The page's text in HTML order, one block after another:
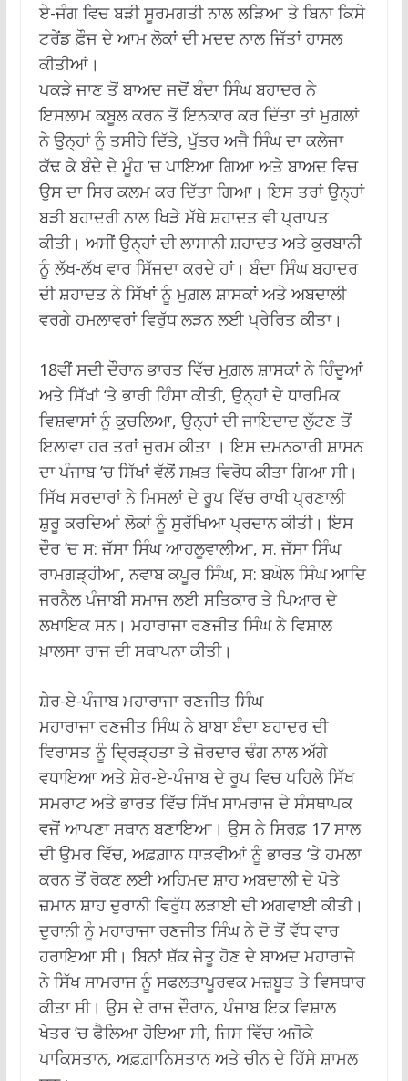
ਏ-ਜੰਗ ਵਿਚ ਬੜੀ ਸੂਰਮਗਤੀ ਨਾਲ ਲੜਿਆ ਤੇ ਬਿਨਾ ਕਿਸੇ
ਟਰੇਂਡ ਫ਼ੌਜ ਦੇ ਆਮ ਲੋਕਾਂ ਦੀ ਮਦਦ ਨਾਲ ਜਿੱਤਾਂ ਹਾਸਲ
ਕੀਤੀਆਂ।
ਪਕੜੇ ਜਾਣ ਤੋਂ ਬਾਅਦ ਜਦੋਂ ਬੰਦਾ ਸਿੰਘ ਬਹਾਦਰ ਨੇ
ਇਸਲਾਮ ਕਬੂਲ ਕਰਨ ਤੋਂ ਇਨਕਾਰ ਕਰ ਦਿੱਤਾ ਤਾਂ ਮੁਗ਼ਲਾਂ
ਨੇ ਉਨ੍ਹਾਂ ਨੂੰ ਤਸੀਹੇ ਦਿੱਤੇ, ਪੁੱਤਰ ਅਜੈ ਸਿੰਘ ਦਾ ਕਲੇਜਾ
ਕੱਢ ਕੇ ਬੰਦੇ ਦੇ ਮੂੰਹ ’ਚ ਪਾਇਆ ਗਿਆ ਅਤੇ ਬਾਅਦ ਵਿਚ
ਉਸ ਦਾ ਸਿਰ ਕਲਮ ਕਰ ਦਿੱਤਾ ਗਿਆ। ਇਸ ਤਰਾਂ ਉਨ੍ਹਾਂ
ਬੜੀ ਬਹਾਦਰੀ ਨਾਲ ਖਿੜੇ ਮੱਥੇ ਸ਼ਹਾਦਤ ਵੀ ਪ੍ਰਾਪਤ
ਕੀਤੀ। ਅਸੀਂ ਉਨ੍ਹਾਂ ਦੀ ਲਾਸਾਨੀ ਸ਼ਹਾਦਤ ਅਤੇ ਕੁਰਬਾਨੀ
ਨੂੰ ਲੱਖ-ਲੱਖ ਵਾਰ ਸਿੱਜਦਾ ਕਰਦੇ ਹਾਂ। ਬੰਦਾ ਸਿੰਘ ਬਹਾਦਰ
ਦੀ ਸ਼ਹਾਦਤ ਨੇ ਸਿੱਖਾਂ ਨੂੰ ਮੁਗ਼ਲ ਸ਼ਾਸਕਾਂ ਅਤੇ ਅਬਦਾਲੀ
ਵਰਗੇ ਹਮਲਾਵਰਾਂ ਵਿਰੁੱਧ ਲੜਨ ਲਈ ਪ੍ਰੇਰਿਤ ਕੀਤਾ।
18ਵੀਂ ਸਦੀ ਦੌਰਾਨ ਭਾਰਤ ਵਿੱਚ ਮੁਗ਼ਲ ਸ਼ਾਸਕਾਂ ਨੇ ਹਿੰਦੂਆਂ
ਅਤੇ ਸਿੱਖਾਂ ‘ਤੇ ਭਾਰੀ ਹਿੰਸਾ ਕੀਤੀ, ਉਨ੍ਹਾਂ ਦੇ ਧਾਰਮਿਕ
ਵਿਸ਼ਵਾਸਾਂ ਨੂੰ ਕੁਚਲਿਆ, ਉਨ੍ਹਾਂ ਦੀ ਜਾਇਦਾਦ ਲੁੱਟਣ ਤੋਂ
ਇਲਾਵਾ ਹਰ ਤਰਾਂ ਜੁਰਮ ਕੀਤਾ । ਇਸ ਦਮਨਕਾਰੀ ਸ਼ਾਸਨ
ਦਾ ਪੰਜਾਬ ’ਚ ਸਿੱਖਾਂ ਵੱਲੋਂ ਸਖ਼ਤ ਵਿਰੋਧ ਕੀਤਾ ਗਿਆ ਸੀ।
ਸਿੱਖ ਸਰਦਾਰਾਂ ਨੇ ਮਿਸਲਾਂ ਦੇ ਰੂਪ ਵਿੱਚ ਰਾਖੀ ਪ੍ਰਣਾਲੀ
ਸ਼ੁਰੂ ਕਰਦਿਆਂ ਲੋਕਾਂ ਨੂੰ ਸੁਰੱਖਿਆ ਪ੍ਰਦਾਨ ਕੀਤੀ। ਇਸ
ਦੌਰ ’ਚ ਸ: ਜੱਸਾ ਸਿੰਘ ਆਹਲੂਵਾਲੀਆ, ਸ. ਜੱਸਾ ਸਿੰਘ
ਰਾਮਗੜ੍ਹੀਆ, ਨਵਾਬ ਕਪੂਰ ਸਿੰਘ, ਸ: ਬਘੇਲ ਸਿੰਘ ਆਦਿ
ਜਰਨੈਲ ਪੰਜਾਬੀ ਸਮਾਜ ਲਈ ਸਤਿਕਾਰ ਤੇ ਪਿਆਰ ਦੇ
ਲਖਾਇਕ ਸਨ। ਮਹਾਰਾਜਾ ਰਣਜੀਤ ਸਿੰਘ ਨੇ ਵਿਸ਼ਾਲ
ਖ਼ਾਲਸਾ ਰਾਜ ਦੀ ਸਥਾਪਨਾ ਕੀਤੀ।
ਸ਼ੇਰ-ਏ-ਪੰਜਾਬ ਮਹਾਰਾਜਾ ਰਣਜੀਤ ਸਿੰਘ
ਮਹਾਰਾਜਾ ਰਣਜੀਤ ਸਿੰਘ ਨੇ ਬਾਬਾ ਬੰਦਾ ਬਹਾਦਰ ਦੀ
ਵਿਰਾਸਤ ਨੂੰ ਦ੍ਰਿੜ੍ਹਤਾ ਤੇ ਜ਼ੋਰਦਾਰ ਢੰਗ ਨਾਲ ਅੱਗੇ
ਵਧਾਇਆ ਅਤੇ ਸ਼ੇਰ-ਏ-ਪੰਜਾਬ ਦੇ ਰੂਪ ਵਿਚ ਪਹਿਲੇ ਸਿੱਖ
ਸਮਰਾਟ ਅਤੇ ਭਾਰਤ ਵਿੱਚ ਸਿੱਖ ਸਾਮਰਾਜ ਦੇ ਸੰਸਥਾਪਕ
ਵਜੋਂ ਆਪਣਾ ਸਥਾਨ ਬਣਾਇਆ। ਉਸ ਨੇ ਸਿਰਫ਼ 17 ਸਾਲ
ਦੀ ਉਮਰ ਵਿੱਚ, ਅਫ਼ਗ਼ਾਨ ਧਾੜਵੀਆਂ ਨੂੰ ਭਾਰਤ ‘ਤੇ ਹਮਲਾ
ਕਰਨ ਤੋਂ ਰੋਕਣ ਲਈ ਅਹਿਮਦ ਸ਼ਾਹ ਅਬਦਾਲੀ ਦੇ ਪੋਤੇ
ਜ਼ਮਾਨ ਸ਼ਾਹ ਦੁਰਾਨੀ ਵਿਰੁੱਧ ਲੜਾਈ ਦੀ ਅਗਵਾਈ ਕੀਤੀ।
ਦੁਰਾਨੀ ਨੂੰ ਮਹਾਰਾਜਾ ਰਣਜੀਤ ਸਿੰਘ ਨੇ ਦੋ ਤੋਂ ਵੱਧ ਵਾਰ
ਹਰਾਇਆ ਸੀ। ਬਿਨਾਂ ਸ਼ੱਕ ਜੇਤੂ ਹੋਣ ਦੇ ਬਾਅਦ ਮਹਾਰਾਜੇ
ਨੇ ਸਿੱਖ ਸਾਮਰਾਜ ਨੂੰ ਸਫਲਤਾਪੂਰਵਕ ਮਜ਼ਬੂਤ ਤੇ ਵਿਸਥਾਰ
ਕੀਤਾ ਸੀ। ਉਸ ਦੇ ਰਾਜ ਦੌਰਾਨ, ਪੰਜਾਬ ਇਕ ਵਿਸ਼ਾਲ
ਖੇਤਰ ’ਚ ਫੈਲਿਆ ਹੋਇਆ ਸੀ, ਜਿਸ ਵਿੱਚ ਅਜੋਕੇ
ਪਾਕਿਸਤਾਨ, ਅਫ਼ਗ਼ਾਨਿਸਤਾਨ ਅਤੇ ਚੀਨ ਦੇ ਹਿੱਸੇ ਸ਼ਾਮਲ